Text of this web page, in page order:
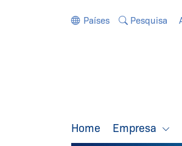
Países Pesquisa
Home Empresa